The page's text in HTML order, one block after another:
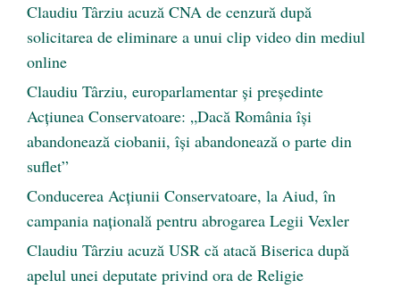
Claudiu Târziu acuză CNA de cenzură după
solicitarea de eliminare a unui clip video din mediul
online
Claudiu Târziu, europarlamentar și președinte
Acțiunea Conservatoare: „Dacă România își
abandonează ciobanii, își abandonează o parte din
suflet”
Conducerea Acțiunii Conservatoare, la Aiud, în
campania națională pentru abrogarea Legii Vexler
Claudiu Târziu acuză USR că atacă Biserica după
apelul unei deputate privind ora de Religie